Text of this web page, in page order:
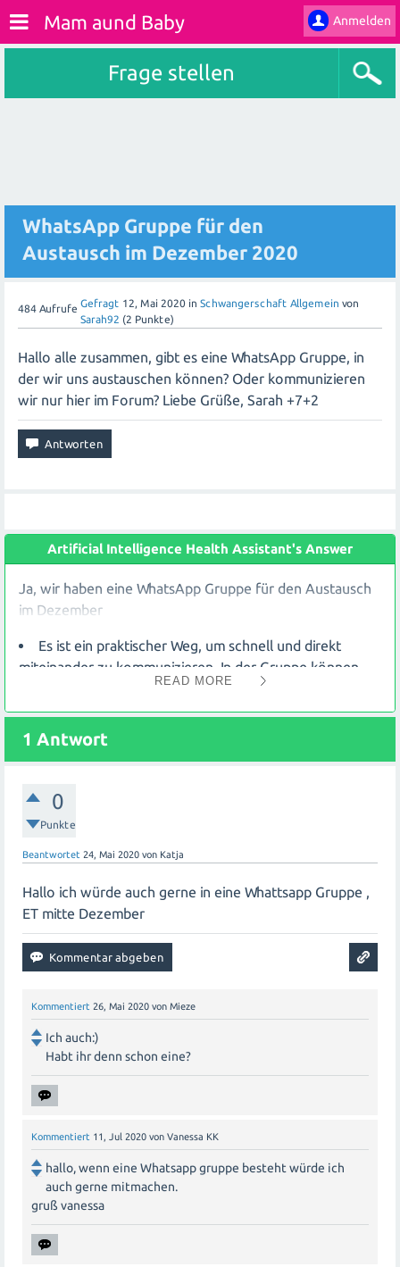
Anmelden
Mam aund Baby
Frage stellen
WhatsApp Gruppe für den
Austausch im Dezember 2020
484 Aufrufe Gefragt 12, Mai 2020 in Schwangerschaft Allgemein von
Sarah92 (2 Punkte)
Hallo alle zusammen, gibt es eine WhatsApp Gruppe, in
der wir uns austauschen können? Oder kommunizieren
wir nur hier im Forum? Liebe Grüße, Sarah +7+2
Artificial Intelligence Health Assistant's Answer
Ja, wir haben eine WhatsApp Gruppe für den Austausch
im Dezember
Es ist ein praktischer Weg, um schnell und direkt
miteinander zu kommunizieren. In der Gruppe können
wir Fragen stellen, Informationen teilen und uns
gegenseitig unterstützen. Wenn du teilnehmen
möchtest, gib mir bitte deine Handynummer oder schicke
beteiligen. Wir freuen uns darauf, dich in der Gruppe
begrüßen zu dürfen!
READ MORE
1 Antwort
0
Punkte
Beantwortet 24, Mai 2020 von Katja
Hallo ich würde auch gerne in eine Whattsapp Gruppe ,
ET mitte Dezember
Kommentiert 26, Mai 2020 von Mieze
Ich auch:)
Habt ihr denn schon eine?
Kommentiert 11, Jul 2020 von Vanessa KK
hallo, wenn eine Whatsapp gruppe besteht würde ich
auch gerne mitmachen.
gruß vanessa